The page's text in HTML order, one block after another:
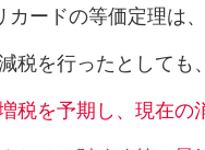
ードの等価定理は
税を行ったとしても、
税を予期し、現在の